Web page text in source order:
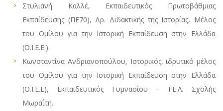
Στυλιανή Καλλέ, Εκπαιδευτικός Πρωτοβάθμιας
Εκπαίδευσης (ΠΕ70), Δρ. Διδακτικής της Ιστορίας, Μέλος
του Ομίλου για την Ιστορική Εκπαίδευση στην Ελλάδα
(Ο.Ι.Ε.Ε.).
Κωνσταντίνα Ανδριανοπούλου, Ιστορικός, ιδρυτικό μέλος
του Ομίλου για την Ιστορική Εκπαίδευση στην Ελλάδα
(Ο.Ι.Ε.Ε), Εκπαιδευτικός Γυμνασίου – ΓΕ.Λ. Σχολής
Μωραΐτη.